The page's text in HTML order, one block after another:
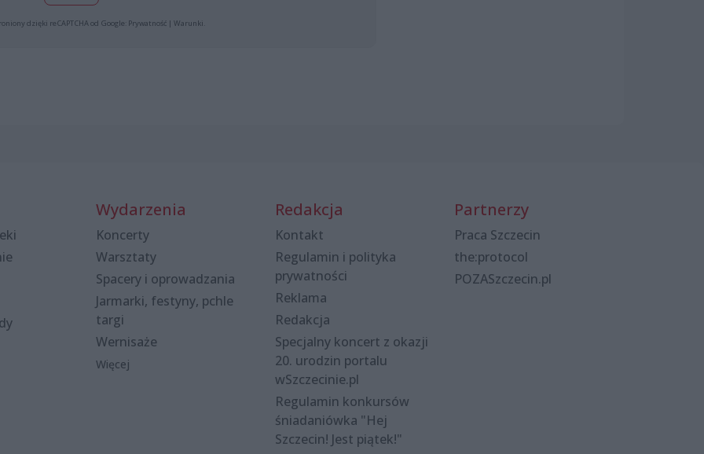
dzięki reCAPTCHA od Google: Prywatność| Warunki
Wydarzenia
Koncerty
Warsztaty
Spacery i oprowadzania
Jarmarki, festyny, pchle
targi
Wernisaże
Więcej
Redakcja
Kontakt
Regulamin i polityka
prywatności
Reklama
Redakcja
Specjalny koncert z okazji
20. urodzin portalu
wSzczecinie.pl
Regulamin konkursów
śniadaniówka "Hej
Szczecin! Jest piątek!"
Partnerzy
Praca Szczecin
the:protocol
POZASzczecin.pl